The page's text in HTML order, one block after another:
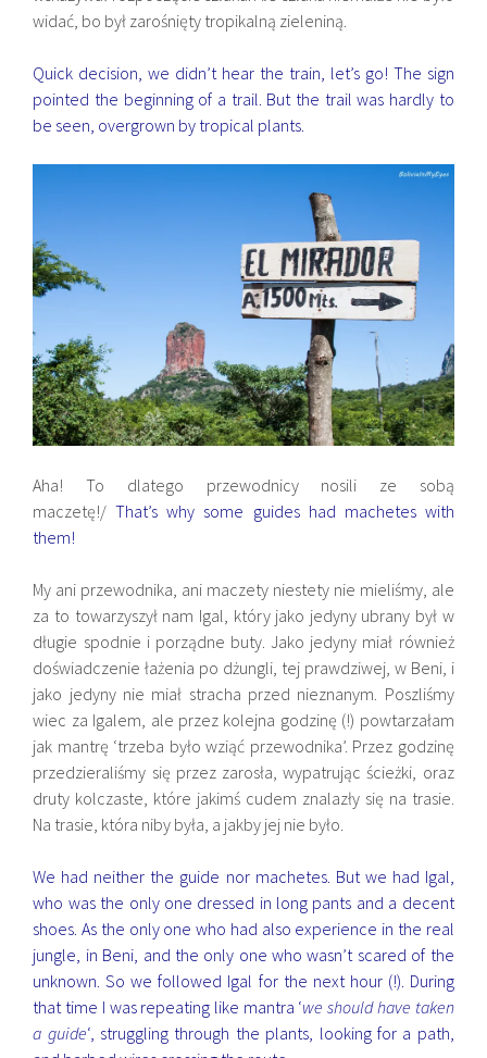
widać, bo był zarośnięty tropikalną zieleniną.
Quick decision, we didn’t hear the train, let’s go! The sign
pointed the beginning of a trail. But the trail was hardly to
be seen, overgrown by tropical plants.
Aha! To dlatego przewodnicy nosili ze sobą
maczetę!/That’s why some guides had machetes with
them!
My ani przewodnika, ani maczety niestety nie mieliśmy, ale
za to towarzyszył nam Igal, który jako jedyny ubrany był w
długie spodnie i porządne buty. Jako jedyny miał również
doświadczenie łażenia po dżungli, tej prawdziwej, w Beni, i
jako jedyny nie miał stracha przed nieznanym. Poszliśmy
wiec za Igalem, ale przez kolejna godzinę (!) powtarzałam
jak mantrę ‘trzeba było wziąć przewodnika’. Przez godzinę
przedzieraliśmy się przez zarosła, wypatrując ścieżki, oraz
druty kolczaste, które jakimś cudem znalazły się na trasie.
Na trasie, która niby była, a jakby jej nie było.
We had neither the guide nor machetes. But we had Igal,
who was the only one dressed in long pants and a decent
shoes. As the only one who had also experience in the real
jungle, in Beni, and the only one who wasn’t scared of the
unknown. So we followed Igal for the next hour (!). During
that time I was repeating like mantra ‘we should have taken
a guide‘, struggling through the plants, looking for a path,